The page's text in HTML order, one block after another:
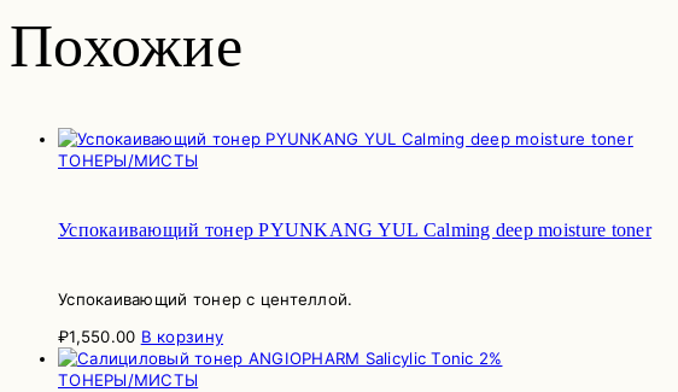
Похожие
ТОНЕРЫ/МИСТЫ
Успокаивающий тонер PYUNKANG YUL Calming deep moisture toner
Успокаивающий тонер с центеллой.
₽1,550.00 В корзину
ТОНЕРЫ/МИСТЫ